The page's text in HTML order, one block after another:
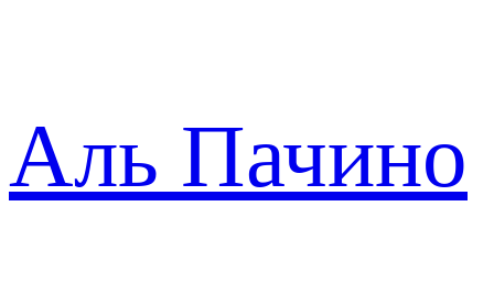
Аль Пачино